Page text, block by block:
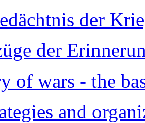
der
der
of wars - the
and